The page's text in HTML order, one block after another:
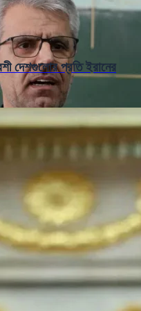
দেশগুলোর প্রতি ইরানের